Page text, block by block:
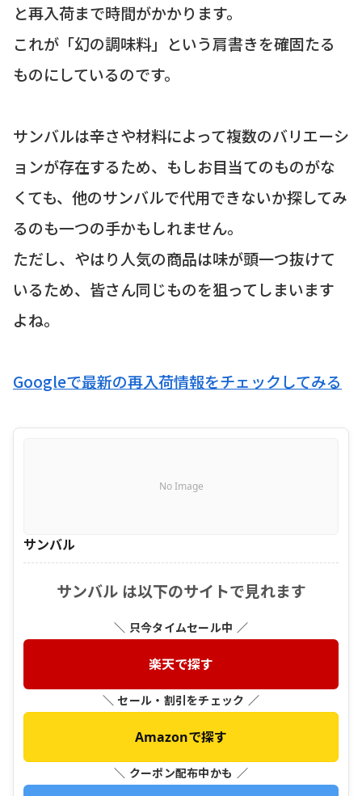
と再入荷まで時間がかかります。
これが「幻の調味料」という肩書きを確固たる
ものにしているのです。
サンバルは辛さや材料によって複数のバリエーシ
ョンが存在するため、もしお目当てのものがな
くても、他のサンバルで代用できないか探してみ
るのも一つの手かもしれません。
ただし、やはり人気の商品は味が頭一つ抜けて
いるため、皆さん同じものを狙ってしまいます
よね。
Googleで最新の再入荷情報をチェックしてみる
No Image
サンバル
サンバル は以下のサイトで見れます
＼ 只今タイムセール中 ／
楽天で探す
＼ セール・割引をチェック ／
Amazonで探す
＼ クーポン配布中かも ／